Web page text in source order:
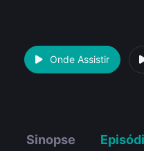
Onde Assistir
Sinopse